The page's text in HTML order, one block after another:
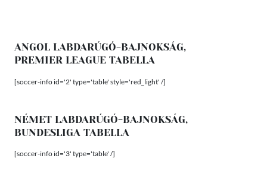
ANGOL LABDARÚGÓ-BAJNOKSÁG,
PREMIER LEAGUE TABELLA
[soccer-info id='2' type='table' style='red_light' /]
NÉMET LABDARÚGÓ-BAJNOKSÁG,
BUNDESLIGA TABELLA
[soccer-info id='3' type='table' /]